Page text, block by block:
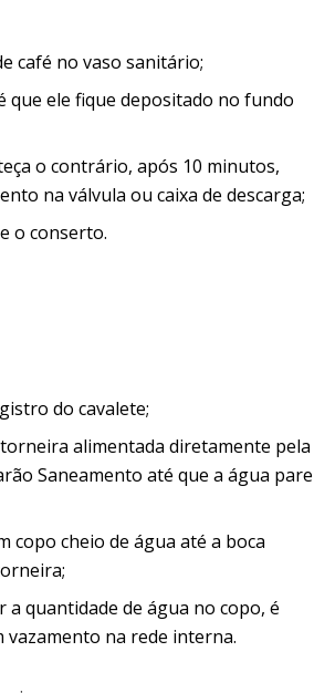
café no vaso sanitário;
que ele fique depositado no fundo
o contrário, após 10 minutos,
na válvula ou caixa de descarga;
o conserto.
do cavalete;
alimentada diretamente pela
Saneamento até que a água pare
copo cheio de água até a boca
a quantidade de água no copo, é
vazamento na rede interna.